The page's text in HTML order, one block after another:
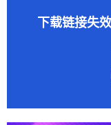
下载链接失